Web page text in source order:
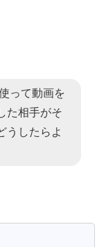
って動画を
た相手がそ
うしたらよ